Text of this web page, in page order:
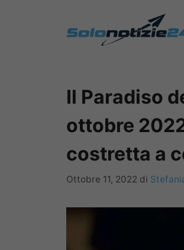
Il Paradiso
ottobre
costretta a
Ottobre 11, 2022 di